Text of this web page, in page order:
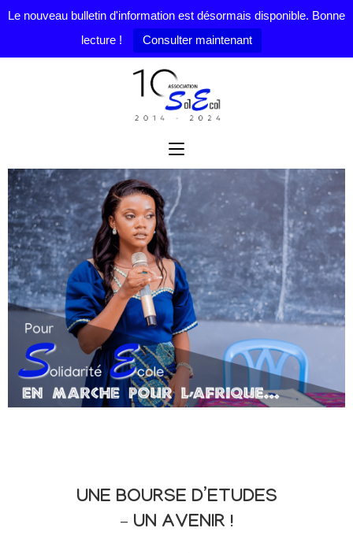
Le nouveau bulletin d'information est désormais disponible. Bonne
lecture !
Consulter maintenant
UNE BOURSE D’ETUDES
– UN AVENIR !